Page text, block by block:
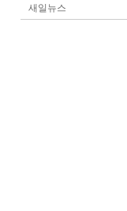
새일뉴스